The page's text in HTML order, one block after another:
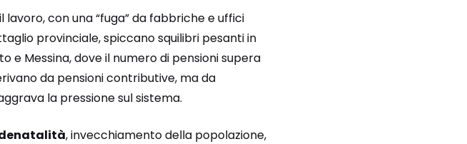
lavoro, con una “fuga” da fabbriche e uffici
provinciale, spiccano squilibri pesanti in
e Messina, dove il numero di pensioni supera
da pensioni contributive, ma da
la pressione sul sistema.
, invecchiamento della popolazione,